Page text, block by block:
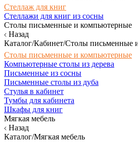
Стеллаж для книг
Стеллажи для книг из сосны
Столы письменные и компьютерные
Назад
Каталог/Кабинет/Столы письменные
Столы письменные и компьютерные
Компьютерные столы из дерева
Письменные из сосны
Письменные столы из дуба
Стулья в кабинет
Тумбы для кабинета
Шкафы для книг
Мягкая мебель
Назад
Каталог/Мягкая мебель